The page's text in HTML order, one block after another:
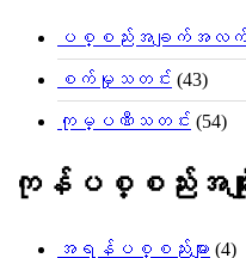
ပစ္စည်းအချက်အလ
စက်မှုသတင်း (43)
ကုမ္ပဏီသတင်း (54)
ကုန်ပစ္စည်းအမျိုးအ
အရန်ပစ္စည်းများ (4)